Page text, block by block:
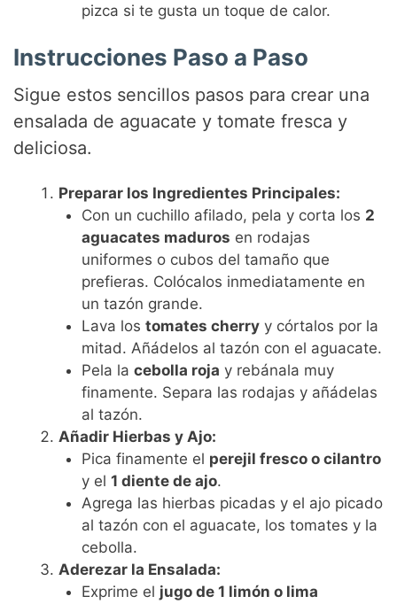
pizca si te gusta un toque de calor.
Instrucciones Paso a Paso
Sigue estos sencillos pasos para crear una
ensalada de aguacate y tomate fresca y
deliciosa.
Preparar los Ingredientes Principales:
Con un cuchillo afilado, pela y corta los 2
aguacates maduros en rodajas
uniformes o cubos del tamaño que
prefieras. Colócalos inmediatamente en
un tazón grande.
Lava los tomates cherryy córtalos por la
mitad. Añádelos al tazón con el aguacate.
Pela la cebolla roja y rebánala muy
finamente. Separa las rodajas y añádelas
al tazón.
Añadir Hierbas y Ajo:
Pica finamente el perejil fresco o cilantro
y el 1 diente de ajo.
Agrega las hierbas picadas y el ajo picado
al tazón con el aguacate, los tomates y la
cebolla.
Aderezar la Ensalada:
Exprime el jugo de 1 limón o lima